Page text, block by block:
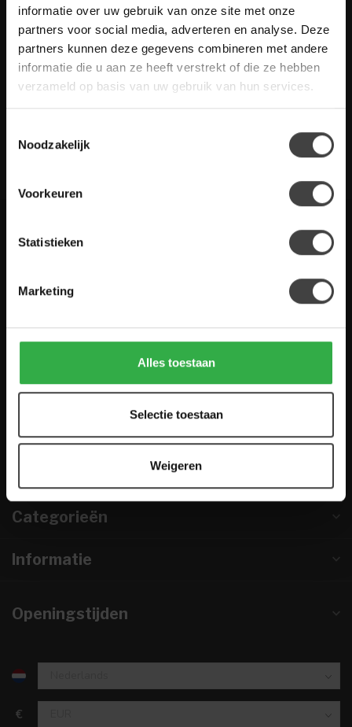
informatie over uw gebruik van onze site met onze
partners voor social media, adverteren en analyse. Deze
partners kunnen deze gegevens combineren met andere
informatie die u aan ze heeft verstrekt of die ze hebben
verzameld op basis van uw gebruik van hun services.
Noodzakelijk
Voorkeuren
Statistieken
Marketing
Alles toestaan
Selectie toestaan
Weigeren
Meer informatie
Heb je vragen over onze artikelen of jouw aankoop? Bekijk dan
de klantenservice pagina. Daar staan antwoorden op veel
gestelde vragen. Staat jouw vraag er niet tussen? Dan staat er
ook vermeld hoe je contact met ons kunt opnemen.
Klantenservice
Houten Meubel Outlet
info@houtenmeubeloutlet.nl
NL857253633B01
Categorieën
Informatie
Openingstijden
€